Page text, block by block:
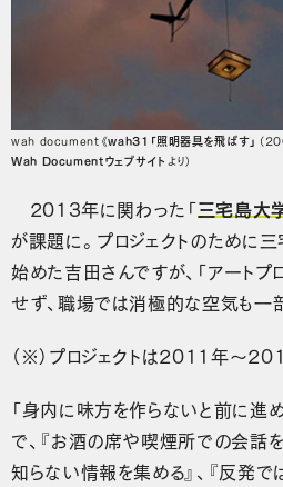
wah document《wah31「照明器具を飛ばす」 （
Wah Documentウェブサイトより）
2013年に関わった「三宅島大
が課題に。プロジェクトのために
始めた吉田さんですが、「アートプ
せず、職場では消極的な空気も一
（※）プロジェクトは2011年～
「身内に味方を作らないと前に進
で、『お酒の席や喫煙所での会話
知らない情報を集める』、『反発で